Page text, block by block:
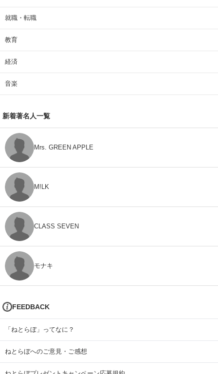
就職・転職
教育
経済
音楽
新着著名人一覧
Mrs. GREEN APPLE
M!LK
CLASS SEVEN
モナキ
FEEDBACK
「ねとらぼ」ってなに？
ねとらぼへのご意見・ご感想